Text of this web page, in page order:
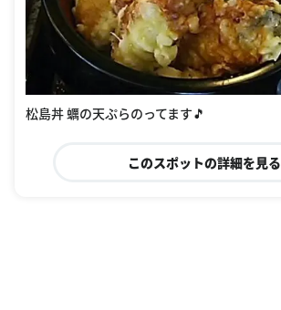
松島丼 蠣の天ぷらのってます🎵
このスポットの詳細を見る